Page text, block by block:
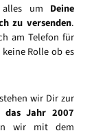
um Deine
zu versenden.
am Telefon für
Rolle ob es
wir Dir zur
das Jahr 2007
wir mit dem